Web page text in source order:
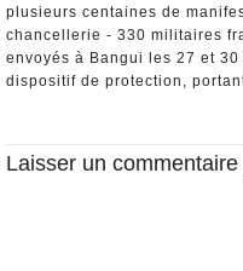
plusieurs centaines de
chancellerie - 330 militaires
envoyés à Bangui les 27 et
dispositif de protection,
Laisser un commentaire